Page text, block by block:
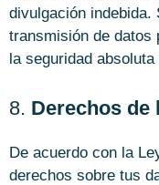
divulgación indebida.
transmisión de datos
la seguridad
8. Derechos de
De acuerdo con la
derechos sobre tus